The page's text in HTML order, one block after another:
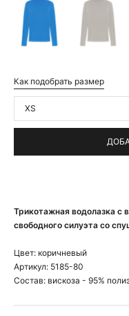
Трикотажная водолазка с
свободного силуэта со
Цвет: коричневый
Артикул: 5185-80
Состав: вискоза - 95%
Как подобрать размер
XS